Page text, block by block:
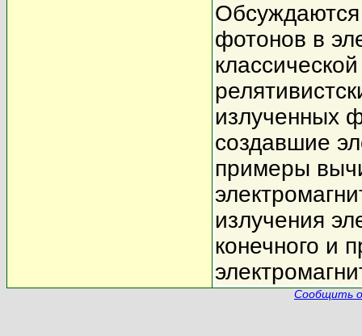
фотонов в
излученных
создавшие
примеры
излучения
конечного и
Сообщить о